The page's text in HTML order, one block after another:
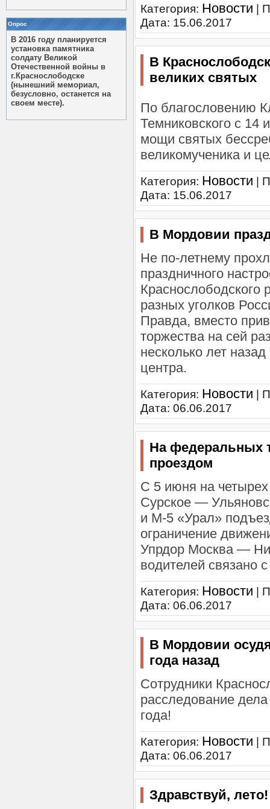
Опрос
В 2016 году планируется
установка памятника
солдату Великой
Отечественной войны в
г.Краснослободске
(нынешний мемориал,
безусловно, останется на
своем месте).
Категория: Новости |
Дата: 15.06.2017
В
великих святых
По благословению
Темниковского с 14
мощи святых
великомученика и
Категория: Новости |
Дата: 15.06.2017
В Мордовии
Не по-летнему
праздничного
разных уголков
Правда, вместо
торжества на сей
несколько лет
центра.
Категория: Новости |
Дата: 06.06.2017
На федеральных
проездом
С 5 июня на
Сурское —
и М-5 «Урал»
ограничение
Упрдор Москва —
водителей связано
Категория: Новости |
Дата: 06.06.2017
В Мордовии
года назад
Сотрудники
расследование
года!
Категория: Новости |
Дата: 06.06.2017
Здравствуй, лето!